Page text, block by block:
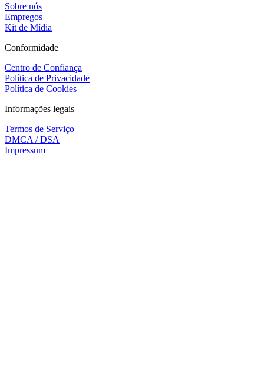
Sobre nós
Empregos
Kit de Mídia
Conformidade
Centro de Confiança
Política de Privacidade
Política de Cookies
Informações legais
Termos de Serviço
DMCA / DSA
Impressum